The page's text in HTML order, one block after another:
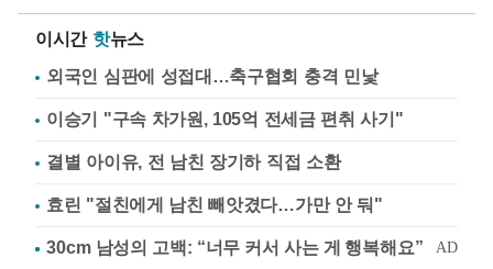
이시간 핫뉴스
외국인 심판에 성접대…축구협회 충격 민낯
이승기 "구속 차가원, 105억 전세금 편취 사기"
결별 아이유, 전 남친 장기하 직접 소환
효린 "절친에게 남친 빼앗겼다…가만 안 둬"